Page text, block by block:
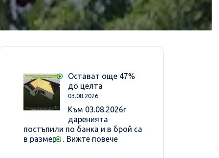
Остават още 47%
до целта
03.08.2026
Към 03.08.2026г
даренията
постъпили по банка и в брой са
в размер… Вижте повече: